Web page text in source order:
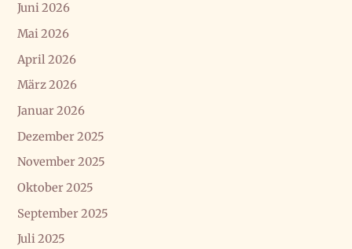
Juni 2026
Mai 2026
April 2026
März 2026
Januar 2026
Dezember 2025
November 2025
Oktober 2025
September 2025
Juli 2025